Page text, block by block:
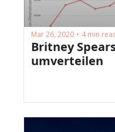
Mar 26, 2020 • 4 min
Britney
umverteilen